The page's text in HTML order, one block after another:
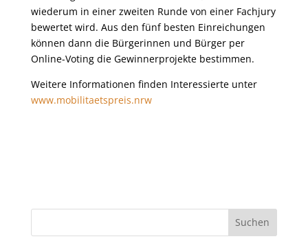
wiederum in einer zweiten Runde von einer Fachjury
bewertet wird. Aus den fünf besten Einreichungen
können dann die Bürgerinnen und Bürger per
Online-Voting die Gewinnerprojekte bestimmen.
Weitere Informationen finden Interessierte unter
www.mobilitaetspreis.nrw
Suchen